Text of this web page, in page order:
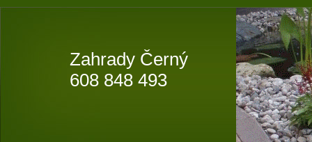
Zahrady Černý
608 848 493